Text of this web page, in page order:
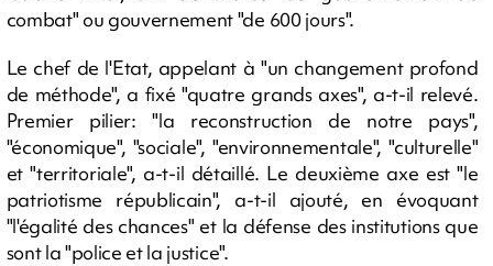
combat" ou gouvernement "de 600 jours".
Le chef de l'Etat, appelant à "un changement profond
de méthode", a fixé "quatre grands axes", a-t-il relevé.
Premier pilier: "la reconstruction de notre pays",
"économique", "sociale", "environnementale", "culturelle"
et "territoriale", a-t-il détaillé. Le deuxième axe est "le
patriotisme républicain", a-t-il ajouté, en évoquant
"l'égalité des chances" et la défense des institutions que
sont la "police et la justice".